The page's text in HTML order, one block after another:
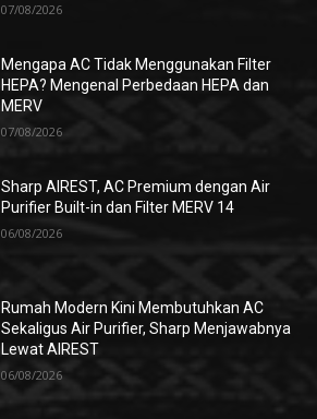
07/08/2026
Mengapa AC Tidak Menggunakan Filter
HEPA? Mengenal Perbedaan HEPA dan
MERV
07/08/2026
Sharp AIREST, AC Premium dengan Air
Purifier Built-in dan Filter MERV 14
06/08/2026
Rumah Modern Kini Membutuhkan AC
Sekaligus Air Purifier, Sharp Menjawabnya
Lewat AIREST
06/08/2026